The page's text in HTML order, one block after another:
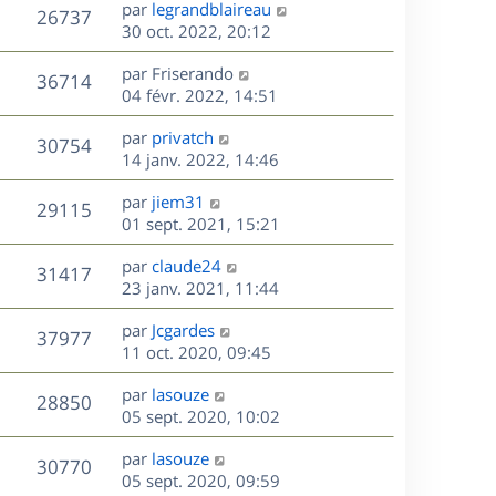
n
i
e
r
m
e
s
s
a
g
e
26737V
u
D
e
r
n
i
e
r
m
e
s
s
a
g
e
par legrandblaireau
30 oct. 2022, 20:12
36714V
u
D
e
r
n
i
e
r
m
e
s
s
a
g
e
par Friserando
04 févr. 2022, 14:51
30754V
u
s
D
e
r
n
i
e
r
m
e
s
s
a
g
e
par privatch
14 janv. 2022, 14:46
29115V
u
s
D
e
r
n
i
e
r
m
e
s
s
a
g
e
par jiem31
01 sept. 2021, 15:21
31417V
u
s
D
e
r
n
i
e
r
m
e
s
s
par claude24
23 janv. 2021, 11:44
37977V
u
s
D
e
r
n
i
e
r
m
par Jcgardes
11 oct. 2020, 09:45
28850V
u
D
e
r
n
i
par lasouze
05 sept. 2020, 10:02
30770V
D
e
par lasouze
05 sept. 2020, 09:59